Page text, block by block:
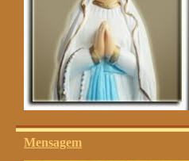
Mensagem